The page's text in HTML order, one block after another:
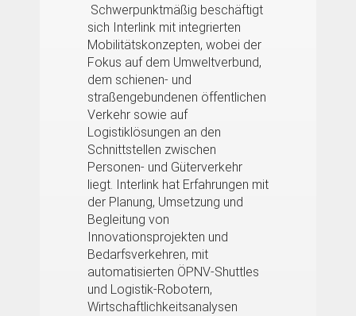
Schwerpunktmäßig beschäftigt
sich Interlink mit integrierten
Mobilitätskonzepten, wobei der
Fokus auf dem Umweltverbund,
dem schienen- und
straßengebundenen öffentlichen
Verkehr sowie auf
Logistiklösungen an den
Schnittstellen zwischen
Personen- und Güterverkehr
liegt. Interlink hat Erfahrungen mit
der Planung, Umsetzung und
Begleitung von
Innovationsprojekten und
Bedarfsverkehren, mit
automatisierten ÖPNV-Shuttles
und Logistik-Robotern,
Wirtschaftlichkeitsanalysen